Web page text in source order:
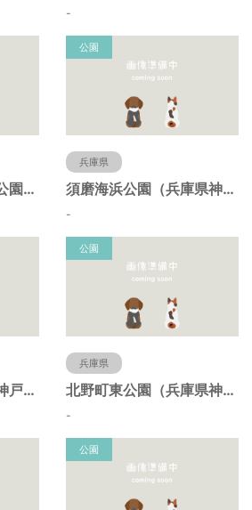
-
ポートアイランド北公園（兵庫県神戸市）
公園
兵庫県
須磨海浜公園（兵庫県神戸市）
-
キーナの森（兵庫県神戸市）
公園
兵庫県
北野町東公園（兵庫県神戸市）
-
公園